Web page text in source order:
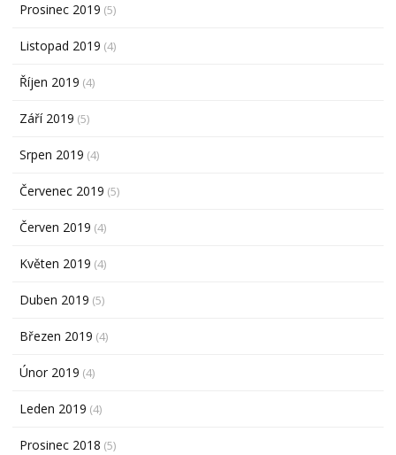
Prosinec 2019 (5)
Listopad 2019 (4)
Říjen 2019 (4)
Září 2019 (5)
Srpen 2019 (4)
Červenec 2019 (5)
Červen 2019 (4)
Květen 2019 (4)
Duben 2019 (5)
Březen 2019 (4)
Únor 2019 (4)
Leden 2019 (4)
Prosinec 2018 (5)